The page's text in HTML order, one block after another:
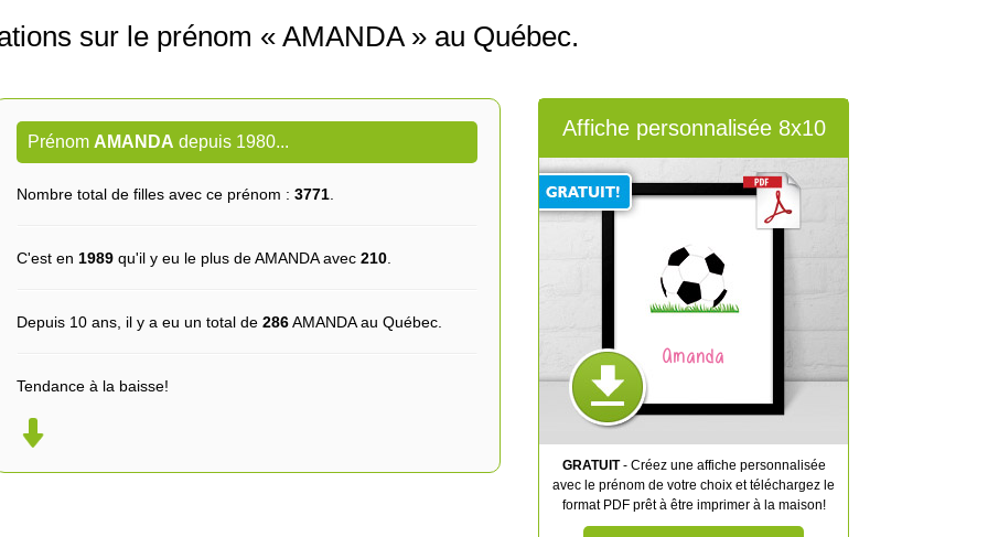
sur le prénom « AMANDA » au Québec.
Prénom AMANDA depuis 1980...
Nombre total de filles avec ce prénom : 3771
C'est en 1989 qu'il y eu le plus de AMANDA avec 210
Depuis 10 ans, il y a eu un total de 286AMANDA au Québec.
Tendance à la baisse!
Affiche personnalisée 8x10
Amanda
GRATUIT- Créez une affiche personnalisée
avec le prénom de votre choix et téléchargez le
format PDF prêt à être imprimer à la maison!